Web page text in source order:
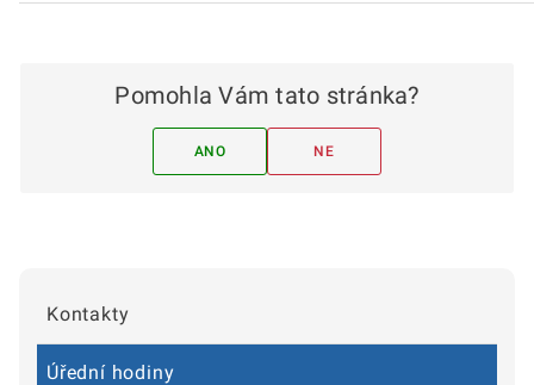
Kontakty
Úřední hodiny
Pomohla Vám tato stránka?
ANO NE